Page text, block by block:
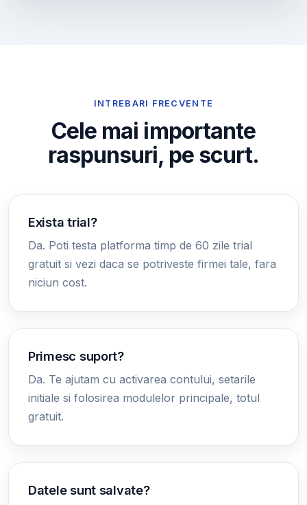
INTREBARI FRECVENTE
Cele mai importante
raspunsuri, pe scurt.
Exista trial?
Da. Poti testa platforma timp de 60 zile trial
gratuit si vezi daca se potriveste firmei tale, fara
niciun cost.
Primesc suport?
Da. Te ajutam cu activarea contului, setarile
initiale si folosirea modulelor principale, totul
gratuit.
Datele sunt salvate?